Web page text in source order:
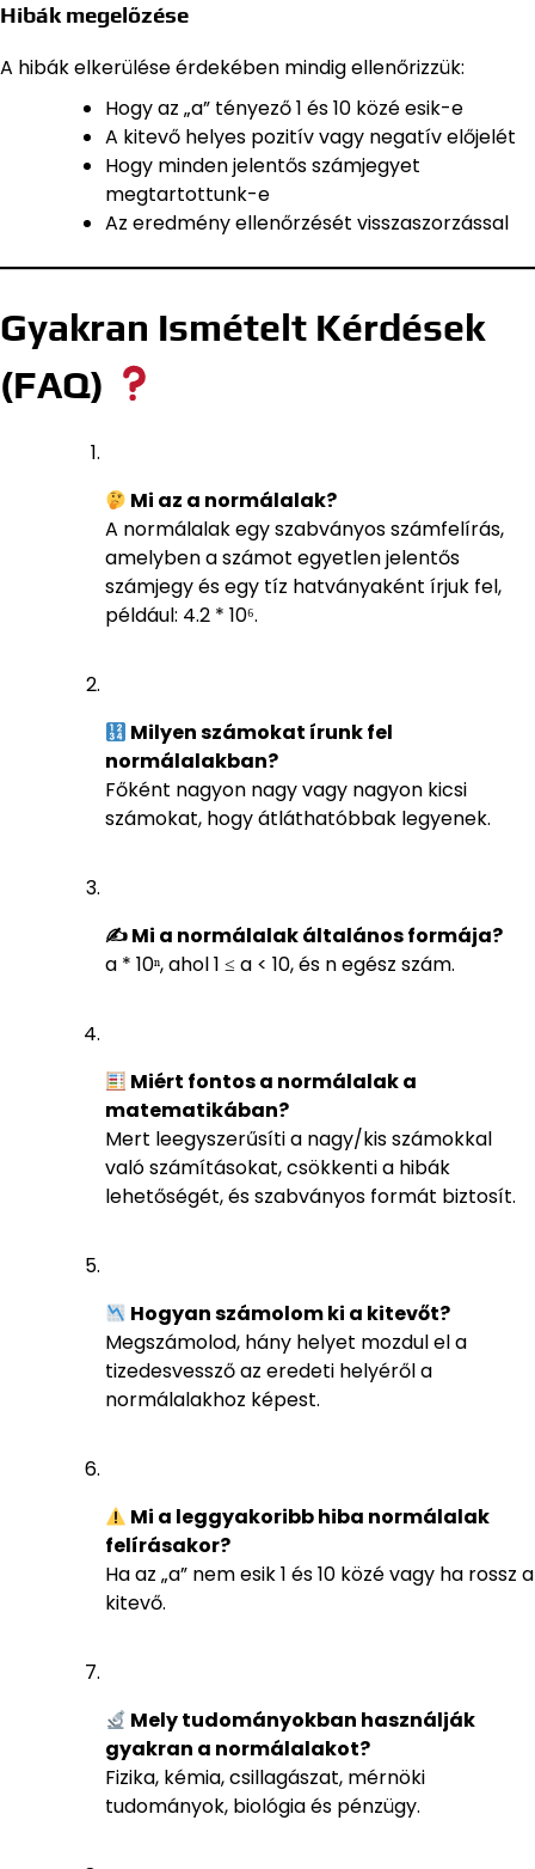
Hibák megelőzése
A hibák elkerülése érdekében mindig ellenőrizzük:
Hogy az „a” tényező 1 és 10 közé esik-e
A kitevő helyes pozitív vagy negatív előjelét
Hogy minden jelentős számjegyet
megtartottunk-e
Az eredmény ellenőrzését visszaszorzással
Gyakran Ismételt Kérdések
(FAQ)
Mi az a normálalak?
A normálalak egy szabványos számfelírás,
amelyben a számot egyetlen jelentős
számjegy és egy tíz hatványaként írjuk fel,
például: 4.2 * 10⁶.
Milyen számokat írunk fel
normálalakban?
Főként nagyon nagy vagy nagyon kicsi
számokat, hogy átláthatóbbak legyenek.
✍️ Mi a normálalak általános formája?
a * 10ⁿ, ahol 1 ≤ a < 10, és n egész szám.
Miért fontos a normálalak a
matematikában?
Mert leegyszerűsíti a nagy/kis számokkal
való számításokat, csökkenti a hibák
lehetőségét, és szabványos formát biztosít.
Hogyan számolom ki a kitevőt?
Megszámolod, hány helyet mozdul el a
tizedesvessző az eredeti helyéről a
normálalakhoz képest.
Mi a leggyakoribb hiba normálalak
felírásakor?
Ha az „a” nem esik 1 és 10 közé vagy ha rossz a
kitevő.
Mely tudományokban használják
gyakran a normálalakot?
Fizika, kémia, csillagászat, mérnöki
tudományok, biológia és pénzügy.